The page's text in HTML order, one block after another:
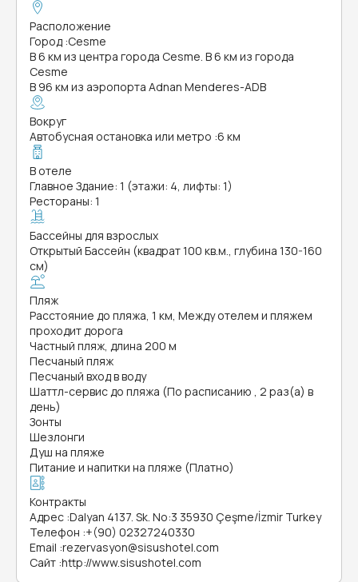
Расположение
Город :Cesme
В 6 км из центра города Cesme. В 6 км из города
Cesme
В 96 км из аэропорта Adnan Menderes-ADB
Вокруг
Автобусная остановка или метро :6 км
В отеле
Главное Здание: 1 (этажи: 4, лифты: 1)
Рестораны: 1
Бассейны для взрослых
Открытый Бассейн (квадрат 100 кв.м., глубина 130-160
см)
Пляж
Расстояние до пляжа, 1 км, Между отелем и пляжем
проходит дорога
Частный пляж, длина 200 м
Песчаный пляж
Песчаный вход в воду
Шаттл-сервис до пляжа (По расписанию , 2 раз(а) в
день)
Зонты
Шезлонги
Душ на пляже
Питание и напитки на пляже (Платно)
Контракты
Адрес :Dalyan 4137. Sk. No:3 35930 Çeşme/İzmir Turkey
Телефон :+(90) 02327240330
Email :rezervasyon@sisushotel.com
Сайт :http://www.sisushotel.com